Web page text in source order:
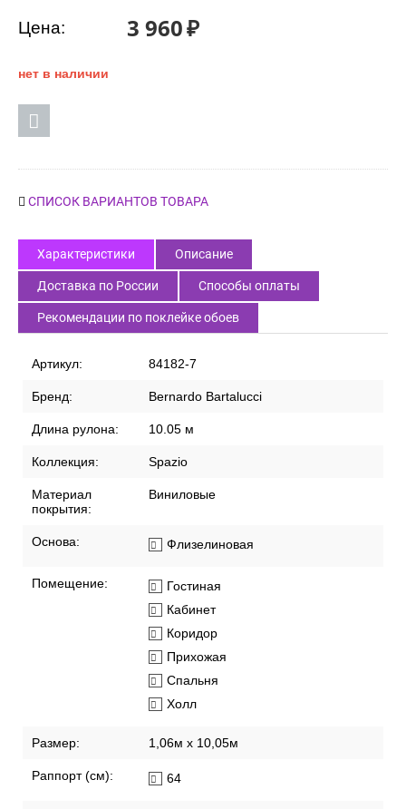
Цена: 3 960₽
нет в наличии
СПИСОК ВАРИАНТОВ ТОВАРА
Характеристики Описание
Доставка по России Способы оплаты
Рекомендации по поклейке обоев
Артикул: 84182-7
Бренд: Bernardo Bartalucci
Длина рулона: 10.05 м
Коллекция: Spazio
Материал
покрытия:
Виниловые
Основа: Флизелиновая
Помещение:
Гостиная
Кабинет
Коридор
Прихожая
Спальня
Холл
Размер: 1,06м х 10,05м
Раппорт (см): 64